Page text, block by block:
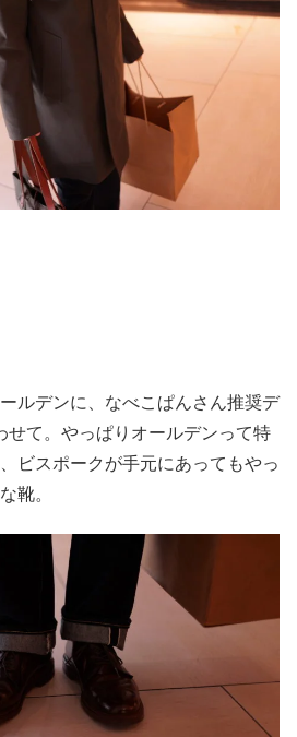
ルデンに、なべこぱんさん推奨デ
せて。やっぱりオールデンって特
ビスポークが手元にあってもやっ
靴。